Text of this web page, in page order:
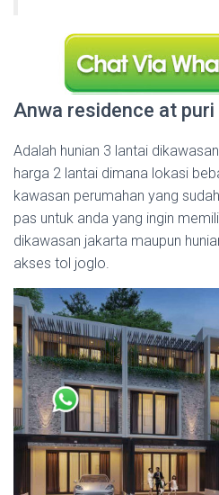
Anwa residence at puri
Adalah hunian 3 lantai
harga 2 lantai dimana lokasi
kawasan perumahan yang
pas untuk anda yang ingin
dikawasan jakarta maupun
akses tol joglo.